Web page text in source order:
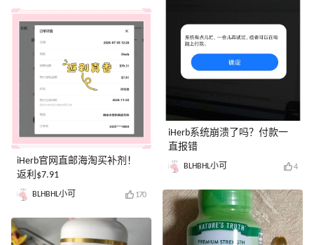
iHerb官网直邮海淘买补剂！
返利$7.91
BLHBHL小可 170
iHerb系统崩溃了吗？付款一
直报错
BLHBHL小可 4